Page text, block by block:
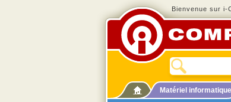
Bienvenue sur i-
Matériel informatique